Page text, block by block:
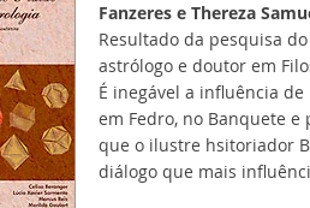
Fanzeres e Thereza
Resultado da pesquisa
astrólogo e doutor em
É inegável a influência
em Fedro, no Banquete
que o ilustre hsitoriador
diálogo que mais